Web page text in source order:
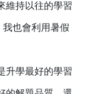
維持以往的學習
也會利用暑假
學最好的學習